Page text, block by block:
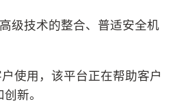
级技术的整合、普适安全机
使用，该平台正在帮助客户
新。